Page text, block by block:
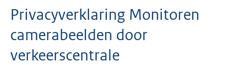
Privacyverklaring Monitoren
camerabeelden door
verkeerscentrale